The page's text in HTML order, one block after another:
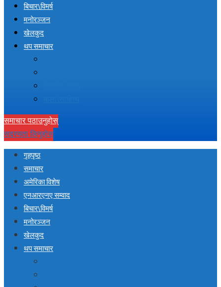
बिचार\विमर्ष
मनोरञ्जन
खेलकुद
थप समाचार
समाचार पठाउनुहोस्
सदस्यता लिनुहोस्
गृहपृष्ठ
समाचार
अमेरिका विशेष
एनआरएनए सम्वाद
बिचार\विमर्ष
मनोरञ्जन
खेलकुद
थप समाचार